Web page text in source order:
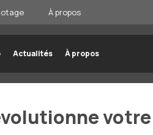
À propos
Actualités À propos
votre